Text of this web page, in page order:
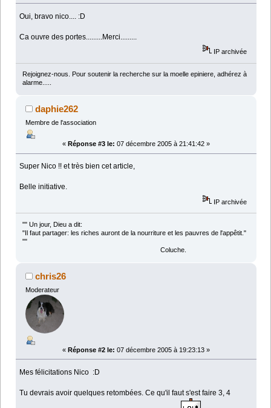
Oui, bravo nico.... :D
Ca ouvre des portes.........Merci.........
IP archivée
Rejoignez-nous. Pour soutenir la recherche sur la moelle epiniere, adhérez à
alarme.....
daphie262
Membre de l'association
« Réponse #3 le: 07 décembre 2005 à 21:41:42 »
Super Nico !! et très bien cet article,
Belle initiative.
IP archivée
"" Un jour, Dieu a dit:
"Il faut partager: les riches auront de la nourriture et les pauvres de l'appêtit."
""
Coluche.
chris26
Moderateur
« Réponse #2 le: 07 décembre 2005 à 19:23:13 »
Mes félicitations Nico :D
Tu devrais avoir quelques retombées. Ce qu'il faut s'est faire 3, 4